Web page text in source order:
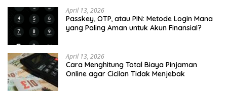
April 13, 2026
Passkey, OTP, atau PIN: Metode Login Mana
yang Paling Aman untuk Akun Finansial?
April 13, 2026
Cara Menghitung Total Biaya Pinjaman
Online agar Cicilan Tidak Menjebak